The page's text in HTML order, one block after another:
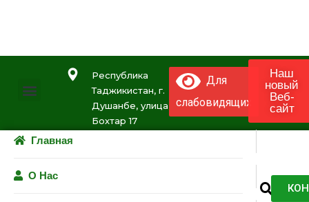
Республика
Таджикистан, г.
Душанбе, улица
Бохтар 17
Для
слабовидящих
Наш
новый
Веб-
сайт
Главная
О Нас